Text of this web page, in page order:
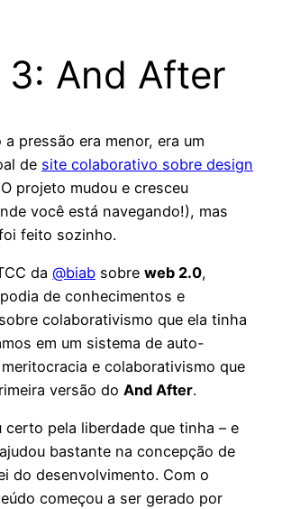
3: And After
pressão era menor, era um
de site colaborativo sobre design
projeto mudou e cresceu
você está navegando!), mas
feito sozinho.
da @biab sobre web 2.0,
de conhecimentos e
colaborativismo que ela tinha
em um sistema de auto-
e colaborativismo que
versão do And After.
certo pela liberdade que tinha – e
bastante na concepção de
do desenvolvimento. Com o
começou a ser gerado por